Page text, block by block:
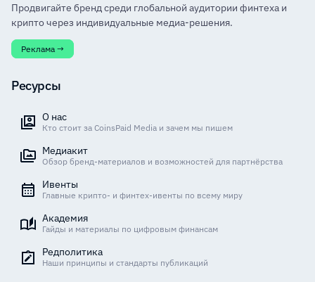
Продвигайте бренд среди глобальной аудитории финтеха и
крипто через индивидуальные медиа-решения.
Реклама →
Ресурсы
О нас
Кто стоит за CoinsPaid Media и зачем мы пишем
Медиакит
Обзор бренд-материалов и возможностей для партнёрства
Ивенты
Главные крипто- и финтех-ивенты по всему миру
Академия
Гайды и материалы по цифровым финансам
Редполитика
Наши принципы и стандарты публикаций